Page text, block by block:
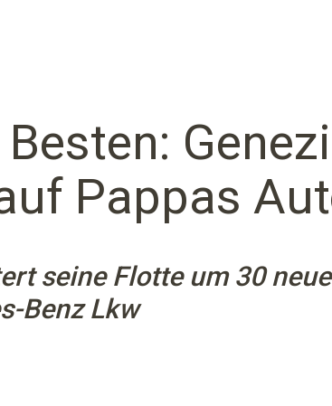
Pappas
seine Flotte um 30 neue
Benz Lkw